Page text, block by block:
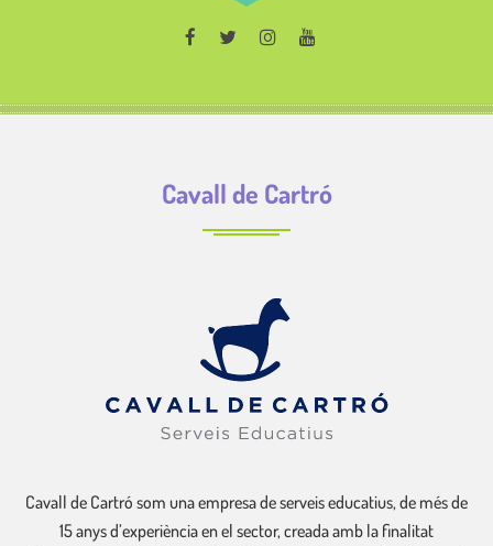
Cavall de Cartró
Cavall de Cartró som una empresa de serveis educatius, de més de
15 anys d’experiència en el sector, creada amb la finalitat